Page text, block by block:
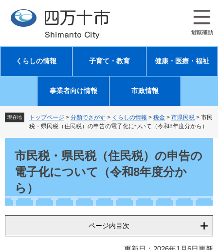
先
す
を
し
文
くらしの情報 子育て・教育 健康・医療・福祉
事業者向け情報 市政情報
現在地 トップページ > 分類でさがす > くらしの情報 > 税金 > 市県民税 > 市民
税・県民税（住民税）の申告の電子化について（令和8年度分から）
市民税・県民税（住民税）の申告の
電子化について（令和8年度分か
ら）
ページ内目次